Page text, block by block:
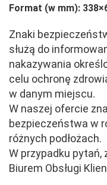
Format (w mm):
Znaki
służą do
nakazywania
celu ochronę
w danym miejscu.
W naszej ofercie
bezpieczeństwa w
różnych podłożach.
W przypadku
Biurem Obsługi